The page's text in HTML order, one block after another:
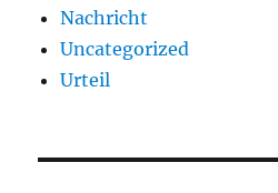
Nachricht
Uncategorized
Urteil